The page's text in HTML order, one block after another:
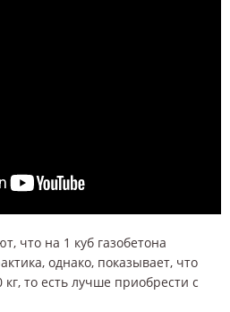
что на 1 куб газобетона
однако, показывает, что
то есть лучше приобрести с